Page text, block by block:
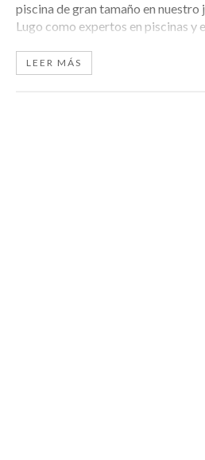
piscina de gran tamaño en nuestro
Lugo como expertos en piscinas y
LEER MÁS